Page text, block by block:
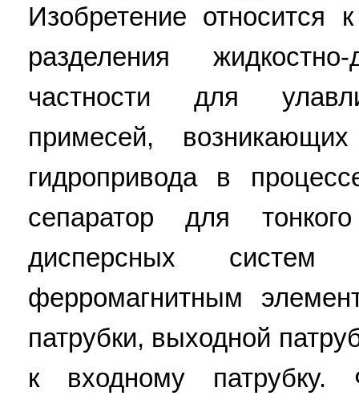
Изобретение относится
разделения
частности для
примесей,
гидропривода в
сепаратор для
дисперсных
ферромагнитным
патрубки, выходной
к входному патрубку.